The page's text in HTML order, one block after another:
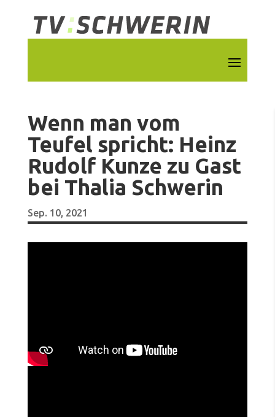
Wenn man vom
Teufel spricht: Heinz
Rudolf Kunze zu Gast
bei Thalia Schwerin
Sep. 10, 2021